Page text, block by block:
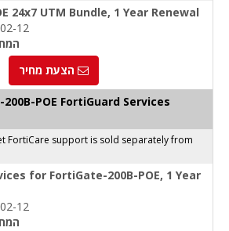
24x7 UTM Bundle, 1 Year Renewal
12
הצעת מחיר
POE FortiGuard Services
FortiCare support is sold separately from
for FortiGate-200B-POE, 1 Year
12